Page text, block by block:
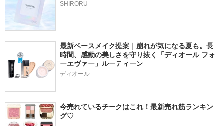
SHIRORU
最新ベースメイク提案｜崩れが気になる夏も。長
時間、感動の美しさを守り抜く「ディオール フォ
ーエヴァー」ルーティーン
ディオール
今売れているチークはこれ！最新売れ筋ランキン
グ♡